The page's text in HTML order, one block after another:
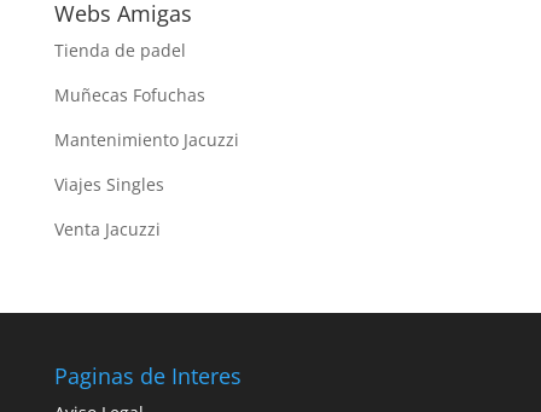
Webs Amigas
Tienda de padel
Muñecas Fofuchas
Mantenimiento Jacuzzi
Viajes Singles
Venta Jacuzzi
Paginas de Interes